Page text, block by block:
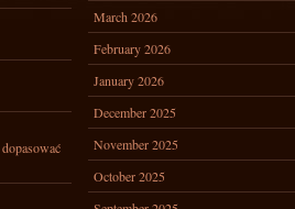
March 2026
February 2026
January 2026
December 2025
November 2025
October 2025